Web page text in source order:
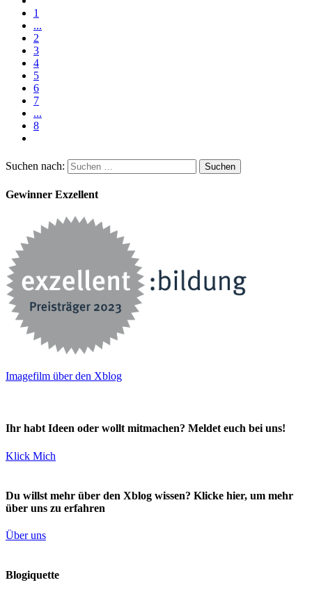
1
...
2
3
4
5
6
7
...
8
Suchen nach:
Gewinner Exzellent
Imagefilm über den Xblog
Ihr habt Ideen oder wollt mitmachen? Meldet euch bei uns!
Klick Mich
Du willst mehr über den Xblog wissen? Klicke hier, um mehr
über uns zu erfahren
Über uns
Blogiquette